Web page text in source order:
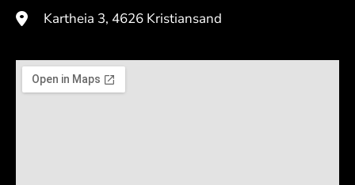
Kartheia 3, 4626 Kristiansand